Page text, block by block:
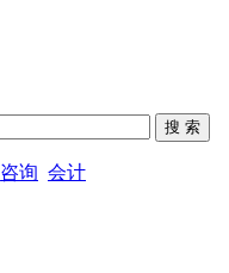
咨询 会计